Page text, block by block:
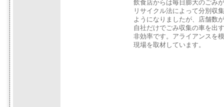
飲食店からは毎日膨大のごみ
リサイクル法によって分別収
ようになりましたが、店舗数
自社だけでごみ収集の車を出
非効率です。アライアンスを
現場を取材しています。